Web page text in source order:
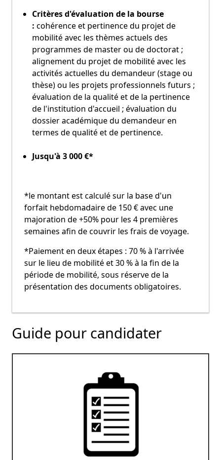
Critères d'évaluation de la bourse
: cohérence et pertinence du projet de
mobilité avec les thèmes actuels des
programmes de master ou de doctorat ;
alignement du projet de mobilité avec les
activités actuelles du demandeur (stage ou
thèse) ou les projets professionnels futurs ;
évaluation de la qualité et de la pertinence
de l'institution d'accueil ; évaluation du
dossier académique du demandeur en
termes de qualité et de pertinence.
Jusqu'à 3 000 €*
*le montant est calculé sur la base d'un
forfait hebdomadaire de 150 € avec une
majoration de +50% pour les 4 premières
semaines afin de couvrir les frais de voyage.
*Paiement en deux étapes : 70 % à l'arrivée
sur le lieu de mobilité et 30 % à la fin de la
période de mobilité, sous réserve de la
présentation des documents obligatoires.
Guide pour candidater